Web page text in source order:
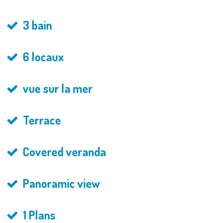
3 bain
6 locaux
vue sur la mer
Terrace
Covered veranda
Panoramic view
1 Plans